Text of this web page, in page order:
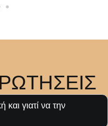
και γιατί να την